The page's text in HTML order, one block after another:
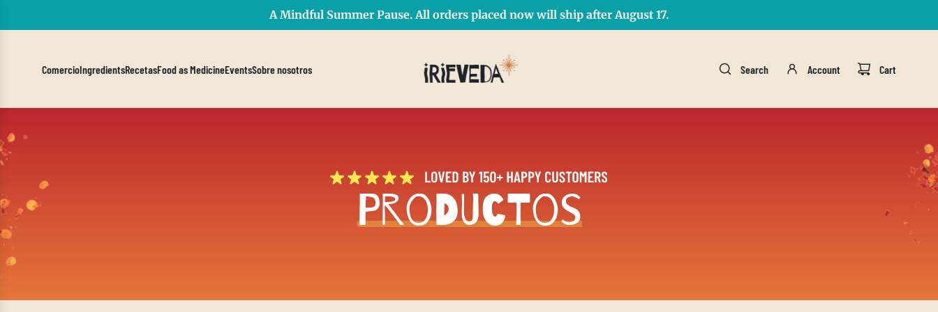
A Mindful Summer Pause. All orders placed now will ship after August 17.
Free Shipping on orders over $50 Use Code: IRIEDAYSHOP NOW
ComercioIngredientsRecetasFood as MedicineEventsSobre nosotros Search Account Cart
Productos